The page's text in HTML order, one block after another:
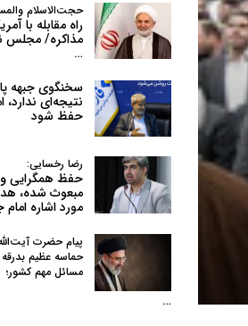
حجت‌الاسلام
راه مقابله با
مذاکره/ مجلس
…
سخنگوی جبهه
نتیجه‌ای
حفظ شود
رضا رخسایی:
حفظ همگرایی
مبعوث شده،
مورد اشاره امام
پیام حضرت
حماسه عظیم
مسائل مهم کشور؛
…